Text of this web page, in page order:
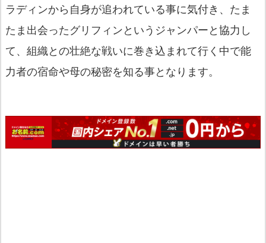
ラディンから自身が追われている事に気付き、たま
たま出会ったグリフィンというジャンパーと協力し
て、組織との壮絶な戦いに巻き込まれて行く中で能
力者の宿命や母の秘密を知る事となります。